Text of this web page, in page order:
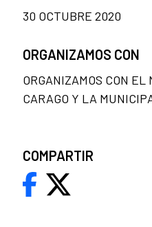
30 OCTUBRE 2020
ORGANIZAMOS CON
ORGANIZAMOS CON
CARAGO Y LA
COMPARTIR